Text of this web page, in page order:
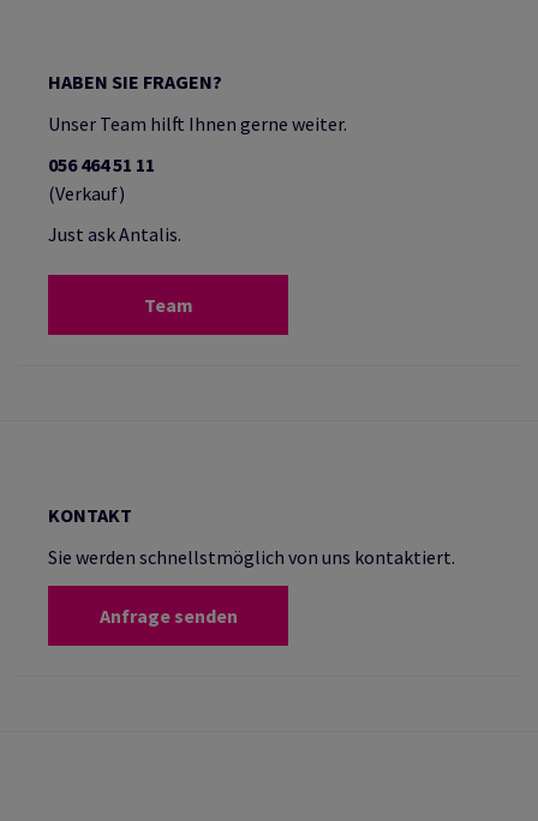
HABEN SIE FRAGEN?
Unser Team hilft Ihnen gerne weiter.
056 464 51 11
(Verkauf)
Just ask Antalis.
Team
KONTAKT
Sie werden schnellstmöglich von uns kontaktiert.
Anfrage senden